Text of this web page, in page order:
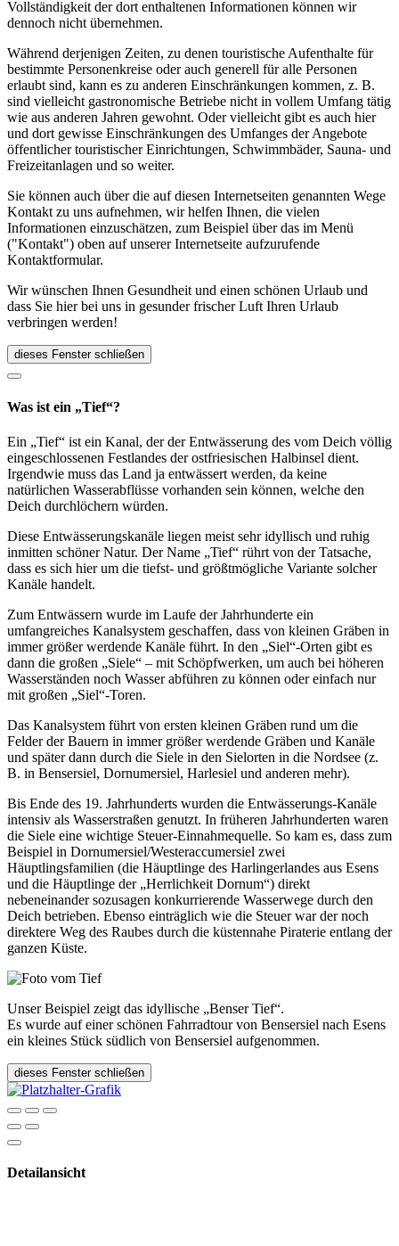
Vollständigkeit der dort enthaltenen Informationen können wir
dennoch nicht übernehmen.
Während derjenigen Zeiten, zu denen touristische Aufenthalte für
bestimmte Personenkreise oder auch generell für alle Personen
erlaubt sind, kann es zu anderen Einschränkungen kommen, z. B.
sind vielleicht gastronomische Betriebe nicht in vollem Umfang tätig
wie aus anderen Jahren gewohnt. Oder vielleicht gibt es auch hier
und dort gewisse Einschränkungen des Umfanges der Angebote
öffentlicher touristischer Einrichtungen, Schwimmbäder, Sauna- und
Freizeitanlagen und so weiter.
Sie können auch über die auf diesen Internetseiten genannten Wege
Kontakt zu uns aufnehmen, wir helfen Ihnen, die vielen
Informationen einzuschätzen, zum Beispiel über das im Menü
("Kontakt") oben auf unserer Internetseite aufzurufende
Kontaktformular.
Wir wünschen Ihnen Gesundheit und einen schönen Urlaub und
dass Sie hier bei uns in gesunder frischer Luft Ihren Urlaub
verbringen werden!
dieses Fenster schließen
Was ist ein „Tief“?
Ein „Tief“ ist ein Kanal, der der Entwässerung des vom Deich völlig
eingeschlossenen Festlandes der ostfriesischen Halbinsel dient.
Irgendwie muss das Land ja entwässert werden, da keine
natürlichen Wasserabflüsse vorhanden sein können, welche den
Deich durchlöchern würden.
Diese Entwässerungskanäle liegen meist sehr idyllisch und ruhig
inmitten schöner Natur. Der Name „Tief“ rührt von der Tatsache,
dass es sich hier um die tiefst- und größtmögliche Variante solcher
Kanäle handelt.
Zum Entwässern wurde im Laufe der Jahrhunderte ein
umfangreiches Kanalsystem geschaffen, dass von kleinen Gräben in
immer größer werdende Kanäle führt. In den „Siel“-Orten gibt es
dann die großen „Siele“ – mit Schöpfwerken, um auch bei höheren
Wasserständen noch Wasser abführen zu können oder einfach nur
mit großen „Siel“-Toren.
Das Kanalsystem führt von ersten kleinen Gräben rund um die
Felder der Bauern in immer größer werdende Gräben und Kanäle
und später dann durch die Siele in den Sielorten in die Nordsee (z.
B. in Bensersiel, Dornumersiel, Harlesiel und anderen mehr).
Bis Ende des 19. Jahrhunderts wurden die Entwässerungs-Kanäle
intensiv als Wasserstraßen genutzt. In früheren Jahrhunderten waren
die Siele eine wichtige Steuer-Einnahmequelle. So kam es, dass zum
Beispiel in Dornumersiel/Westeraccumersiel zwei
Häuptlingsfamilien (die Häuptlinge des Harlingerlandes aus Esens
und die Häuptlinge der „Herrlichkeit Dornum“) direkt
nebeneinander sozusagen konkurrierende Wasserwege durch den
Deich betrieben. Ebenso einträglich wie die Steuer war der noch
direktere Weg des Raubes durch die küstennahe Piraterie entlang der
ganzen Küste.
Unser Beispiel zeigt das idyllische „Benser Tief“.
Es wurde auf einer schönen Fahrradtour von Bensersiel nach Esens
ein kleines Stück südlich von Bensersiel aufgenommen.
dieses Fenster schließen
Detailansicht